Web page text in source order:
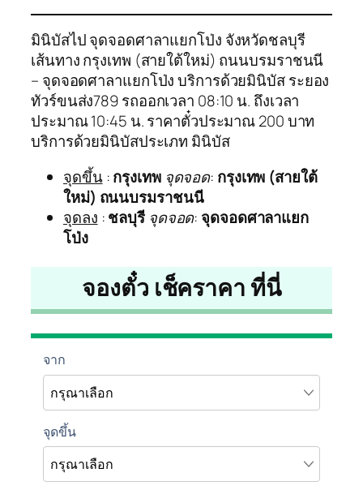
มินิบัสไป จุดจอดศาลาแยกโป่ง จังหวัดชลบุรี
เส้นทาง กรุงเทพ (สายใต้ใหม่) ถนนบรมราชนนี
– จุดจอดศาลาแยกโป่ง บริการด้วยมินิบัส ระยอง
ทัวร์ขนส่ง789 รถออกเวลา 08:10 น. ถึงเวลา
ประมาณ 10:45 น. ราคาตั๋วประมาณ 200 บาท
บริการด้วยมินิบัสประเภท มินิบัส
จุดขึ้น:กรุงเทพ จุดจอด: กรุงเทพ (สายใต้
ใหม่) ถนนบรมราชนนี
จุดลง :ชลบุรี จุดจอด: จุดจอดศาลาแยก
โป่ง
จองตั๋ว เช็คราคา ที่นี่